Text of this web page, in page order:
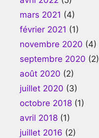
mars 2021 (4)
février 2021 (1)
novembre 2020 (4)
septembre 2020 (2)
août 2020 (2)
juillet 2020 (3)
octobre 2018 (1)
avril 2018 (1)
juillet 2016 (2)